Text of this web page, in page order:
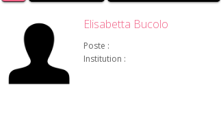
Elisabetta Bucolo
Poste :
Institution :